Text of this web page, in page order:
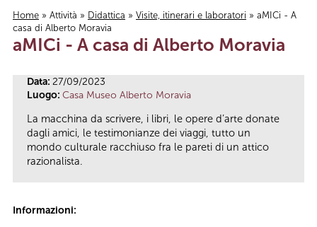
Tu sei qui
Home » Attività » Didattica » Visite, itinerari e laboratori » aMICi - A
casa di Alberto Moravia
aMICi - A casa di Alberto Moravia
Data: 27/09/2023
Luogo: Casa Museo Alberto Moravia
La macchina da scrivere, i libri, le opere d’arte donate
dagli amici, le testimonianze dei viaggi, tutto un
mondo culturale racchiuso fra le pareti di un attico
razionalista.
Informazioni: